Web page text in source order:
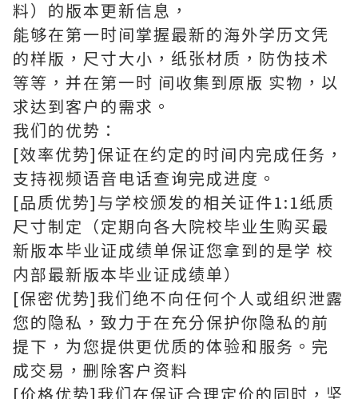
料）的版本更新信息，
能够在第一时间掌握最新的海外学历文凭
的样版，尺寸大小，纸张材质，防伪技术
等等，并在第一时 间收集到原版 实物，以
求达到客户的需求。
我们的优势：
[效率优势]保证在约定的时间内完成任务，
支持视频语音电话查询完成进度。
[品质优势]与学校颁发的相关证件1:1纸质
尺寸制定（定期向各大院校毕业生购买最
新版本毕业证成绩单保证您拿到的是学 校
内部最新版本毕业证成绩单）
[保密优势]我们绝不向任何个人或组织泄露
您的隐私，致力于在充分保护你隐私的前
提下，为您提供更优质的体验和服务。完
成交易，删除客户资料
[价格优势]我们在保证合理定价的同时，坚